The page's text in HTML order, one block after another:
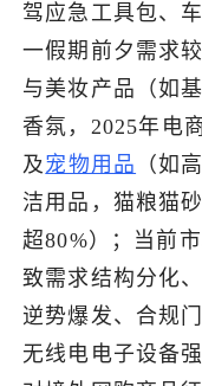
驾应急工具包、
一假期前夕需求
与美妆产品（如
香氛，2025年电
及宠物用品
（如
洁用品，猫粮猫
超80%）；当前
致需求结构分化
逆势爆发、合规
无线电电子设备